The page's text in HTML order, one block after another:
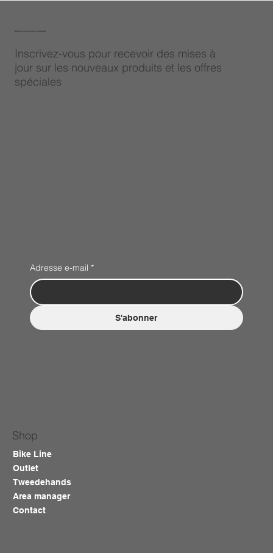
Inscrivez-vous pour recevoir des mises à
jour sur les nouveaux produits et les offres
spéciales
Adresse e-mail *
S'abonner
Shop
Bike Line
Outlet
Tweedehands
Area manager
Contact